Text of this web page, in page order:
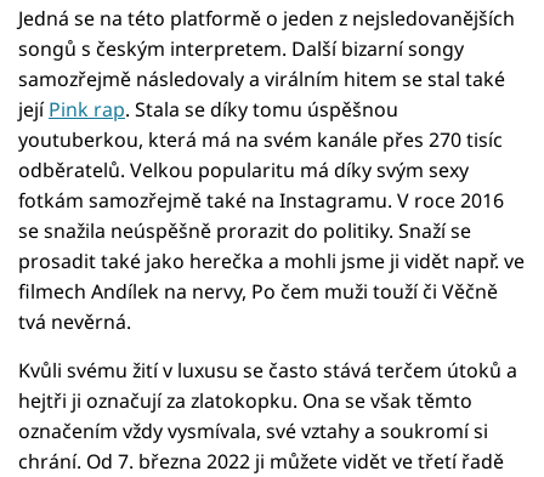
Jedná se na této platformě o jeden z nejsledovanějších
songů s českým interpretem. Další bizarní songy
samozřejmě následovaly a virálním hitem se stal také
jejíPink rap. Stala se díky tomu úspěšnou
youtuberkou, která má na svém kanále přes 270 tisíc
odběratelů. Velkou popularitu má díky svým sexy
fotkám samozřejmě také na Instagramu. V roce 2016
se snažila neúspěšně prorazit do politiky. Snaží se
prosadit také jako herečka a mohli jsme ji vidět např. ve
filmech Andílek na nervy, Po čem muži touží či Věčně
tvá nevěrná.
Kvůli svému žití v luxusu se často stává terčem útoků a
hejtři ji označují za zlatokopku. Ona se však těmto
označením vždy vysmívala, své vztahy a soukromí si
chrání. Od 7. března 2022 ji můžete vidět ve třetí řadě